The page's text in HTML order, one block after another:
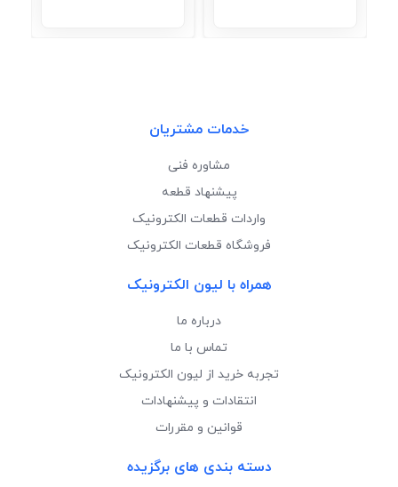
خدمات مشتریان
مشاوره فنی
پیشنهاد قطعه
واردات قطعات الکترونیک
فروشگاه قطعات الکترونیک
همراه با لیون الکترونیک
درباره ما
تماس با ما
تجربه خرید از لیون الکترونیک
انتقادات و پیشنهادات
قوانین و مقررات
دسته بندی های برگزیده